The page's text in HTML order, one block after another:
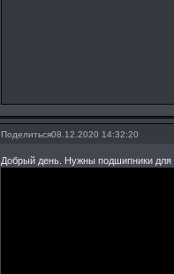
Поделиться08.12.2020 14:32:20
Добрый день. Нужны подшипники для